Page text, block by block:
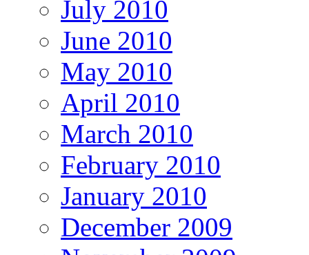
July 2010
June 2010
May 2010
April 2010
March 2010
February 2010
January 2010
December 2009